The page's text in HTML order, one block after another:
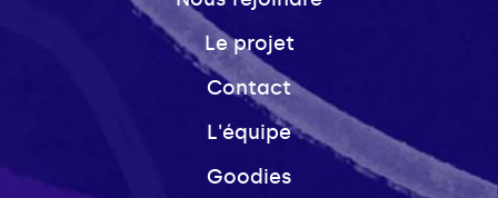
Le projet
Contact
L'équipe
Goodies